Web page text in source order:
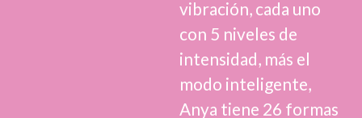
vibración, cada uno
con 5 niveles de
intensidad, más el
modo inteligente,
Anya tiene 26 formas